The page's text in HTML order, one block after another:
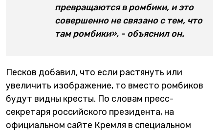
превращаются в ромбики, и это
совершенно не связано с тем, что
там ромбики», - объяснил он.
Песков добавил, что если растянуть или
увеличить изображение, то вместо ромбиков
будут видны кресты. По словам пресс-
секретаря российского президента, на
официальном сайте Кремля в специальном